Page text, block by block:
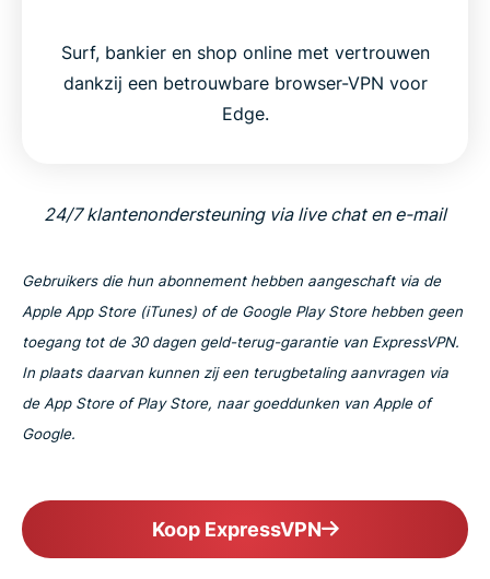
Surf, bankier en shop online met vertrouwen
dankzij een betrouwbare browser-VPN voor
Edge.
24/7 klantenondersteuning via live chat en e-mail
Gebruikers die hun abonnement hebben aangeschaft via de
Apple App Store (iTunes) of de Google Play Store hebben geen
toegang tot de 30 dagen geld-terug-garantie van ExpressVPN.
In plaats daarvan kunnen zij een terugbetaling aanvragen via
de App Store of Play Store, naar goeddunken van Apple of
Google.
Koop ExpressVPN